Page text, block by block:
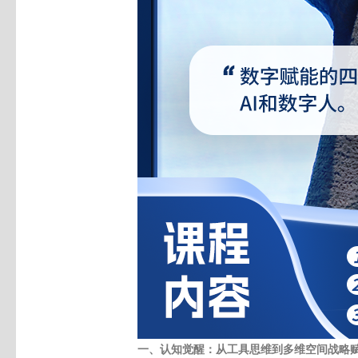
一、 认知觉醒： 从工具思维到 多维空间战略